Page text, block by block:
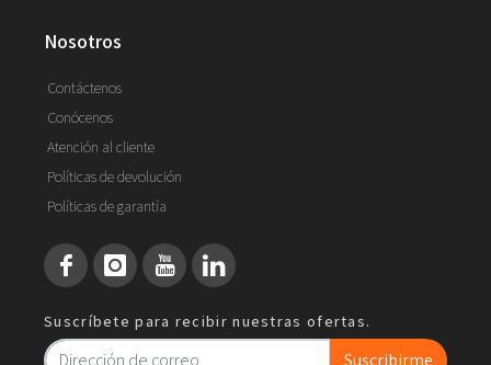
nosotros
Contáctenos
Conócenos
Atención al cliente
Políticas de devolución
Políticas de garantía
Suscríbete para recibir nuestras ofertas.
Suscribirme